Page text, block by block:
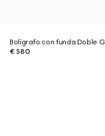
Bolígrafo con funda Doble G
€ 580